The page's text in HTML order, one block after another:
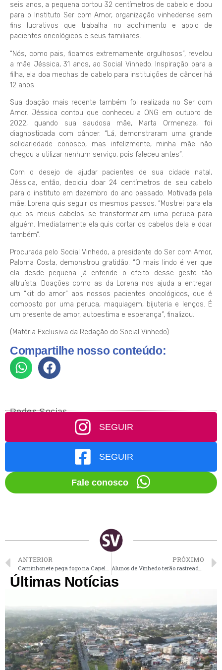
seis anos, a pequena cortou 32 centímetros de cabelo e doou
para o Instituto Ser com Amor, organização vinhedense sem
fins lucrativos que trabalha no acolhimento e apoio de
pacientes oncológicos e seus familiares.
“Nós, como pais, ficamos extremamente orgulhosos”, revelou
a mãe Jéssica, 31 anos, ao Social Vinhedo. Inspiração para a
filha, ela doa mechas de cabelo para instituições de câncer há
12 anos.
Sua doação mais recente também foi realizada no Ser com
Amor. Jéssica contou que conheceu a ONG em outubro de
2022, quando sua saudosa mãe, Marta Ormeneze, foi
diagnosticada com câncer. “Lá, demonstraram uma grande
solidariedade conosco, mas infelizmente, minha mãe não
chegou a utilizar nenhum serviço, pois faleceu antes”.
Com o desejo de ajudar pacientes de sua cidade natal,
Jéssica, então, decidiu doar 24 centímetros de seu cabelo
para o instituto em dezembro do ano passado. Motivada pela
mãe, Lorena quis seguir os mesmos passos. “Mostrei para ela
que os meus cabelos se transformariam uma peruca para
alguém. Imediatamente ela quis cortar os cabelos dela e doar
também”.
Procurada pelo Social Vinhedo, a presidente do Ser com Amor,
Paloma Costa, demonstrou gratidão. “O mais lindo é ver que
ela desde pequena já entende o efeito desse gesto tão
altruísta. Doações como as da Lorena nos ajuda a entregar
um “kit do amor” aos nossos pacientes oncológicos, que é
composto por uma peruca, maquiagem, bijuteria e lenços. É
um presente de amor, autoestima e esperança”, finalizou.
(Matéria Exclusiva da Redação do Social Vinhedo)
Compartilhe nosso conteúdo:
Redes Socias
SEGUIR
SEGUIR
Fale conosco
ANTERIOR PRÓXIMO
Últimas Notícias